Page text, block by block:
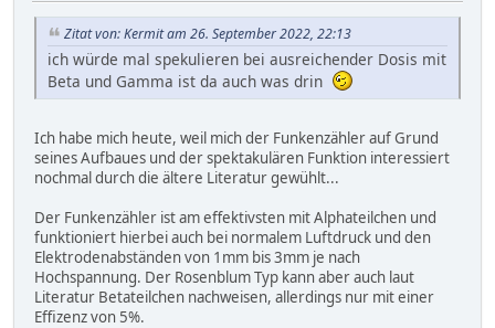
Zitat von: Kermit am 26. September 2022, 22:13
ich würde mal spekulieren bei ausreichender Dosis mit
Beta und Gamma ist da auch was drin
Ich habe mich heute, weil mich der Funkenzähler auf Grund
seines Aufbaues und der spektakulären Funktion interessiert
nochmal durch die ältere Literatur gewühlt...
Der Funkenzähler ist am effektivsten mit Alphateilchen und
funktioniert hierbei auch bei normalem Luftdruck und den
Elektrodenabständen von 1mm bis 3mm je nach
Hochspannung. Der Rosenblum Typ kann aber auch laut
Literatur Betateilchen nachweisen, allerdings nur mit einer
Effizenz von 5%.